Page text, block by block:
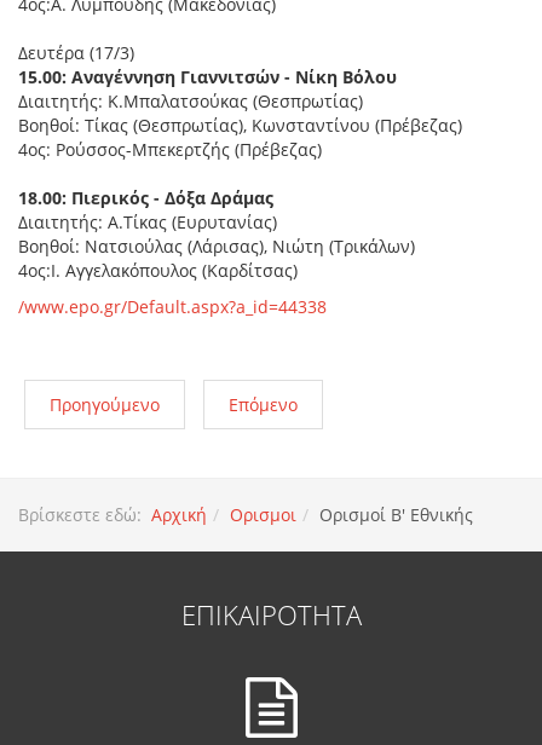
Δευτέρα (17/3)
15.00: Αναγέννηση Γιαννιτσών - Νίκη Βόλου
Διαιτητής: Κ.Μπαλατσούκας (Θεσπρωτίας)
Βοηθοί: Τίκας (Θεσπρωτίας), Κωνσταντίνου (Πρέβεζας)
4ος: Ρούσσος-Μπεκερτζής (Πρέβεζας)
18.00: Πιερικός - Δόξα Δράμας
Διαιτητής: Α.Τίκας (Ευρυτανίας)
Βοηθοί: Νατσιούλας (Λάρισας), Νιώτη (Τρικάλων)
4ος:Ι. Αγγελακόπουλος (Καρδίτσας)
/www.epo.gr/Default.aspx?a_id=44338
Προηγούμενο Επόμενο
Βρίσκεστε εδώ: Αρχική Ορισμοι Ορισμοί Β' Εθνικής
ΕΠΙΚΑΙΡΟΤΗΤΑ